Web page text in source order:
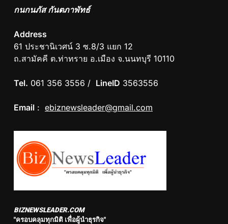
กนกนภัส กันตภาพัทธ์
Address
61 ประชานิเวศน์ 3 ซ.8/3 แยก 12
ถ.สามัคคี ต.ท่าทราย อ.เมือง จ.นนทบุรี 10110
Tel. 061 356 3556 / LineID 3563556
Email : ebiznewsleader@gmail.com
BIZNEWSLEADER.COM
"ครอบคลุมทุกมิติ เพื่อผู้นำธุรกิจ"